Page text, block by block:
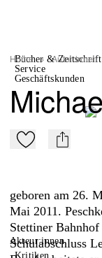
Bücher &
Service
Geschäftskunden
Akteur:innen
Kritiken
Home > Autor:innen
Zu Mein-TdZ
mail
geboren am 26.
Mai 2011.
Stettiner
Schulabschluss